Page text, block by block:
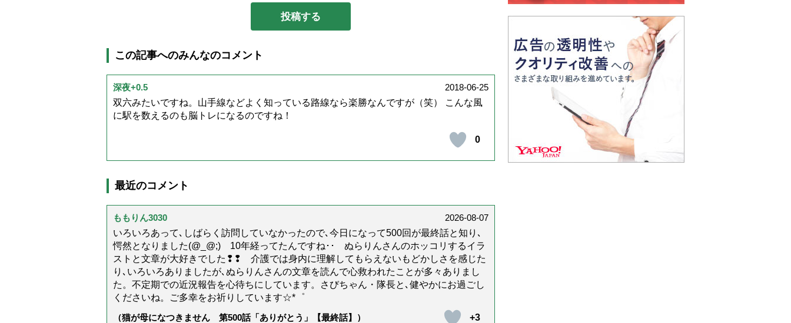
この記事へのみんなのコメント
深夜+0.5
2018-06-25
双六みたいですね。山手線などよく知っている路線なら楽勝なんですが（笑） こんな風
に駅を数えるのも脳トレになるのですね！
0
最近のコメント
ももりん3030
2026-08-07
いろいろあって､しばらく訪問していなかったので､今日になって500回が最終話と知り､
愕然となりました(@_@;) 10年経ってたんですね･･ ぬらりんさんのホッコリするイラ
ストと文章が大好きでした❢❢ 介護では身内に理解してもらえないもどかしさを感じた
り､いろいろありましたが､ぬらりんさんの文章を読んで心救われたことが多々ありまし
た。不定期での近況報告を心待ちにしています。さびちゃん・隊長と､健やかにお過ごし
くださいね。ご多幸をお祈りしています☆*゜
（猫が母になつきません 第500話「ありがとう」【最終話】）
+3